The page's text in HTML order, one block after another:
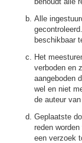
Alle
beschikbaar
Het
verboden en
aangeboden
wel en niet
de auteur
Geplaatste
reden
een verzoek